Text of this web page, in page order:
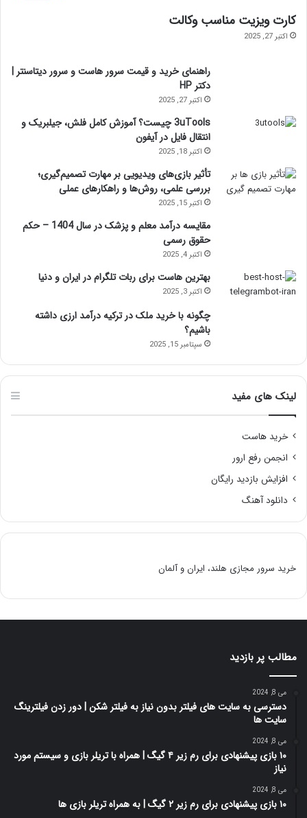
کارت ویزیت مناسب وکالت
اکتبر 27, 2025
راهنمای خرید و قیمت سرور هاست و سرور دیتاسنتر |
دکتر HP
اکتبر 27, 2025
3uTools چیست؟ آموزش کامل فلش، جیلبریک و
انتقال فایل در آیفون
اکتبر 18, 2025
تأثیر بازی‌های ویدیویی بر مهارت تصمیم‌گیری؛
بررسی علمی، روش‌ها و راهکارهای عملی
اکتبر 15, 2025
مقایسه درآمد معلم و پزشک در سال 1404 – حکم
حقوق رسمی
اکتبر 4, 2025
بهترین هاست برای ربات تلگرام در ایران و دنیا
اکتبر 3, 2025
چگونه با خرید ملک در ترکیه درآمد ارزی داشته
باشیم؟
سپتامبر 15, 2025
لینک های مفید
خرید هاست
انجمن رفع ارور
افزایش بازدید رایگان
دانلود آهنگ
خرید سرور مجازی هلند، ایران و آلمان
مطالب پر بازدید
می 8, 2024
دسترسی به سایت های فیلتر بدون نیاز به فیلتر شکن | دور زدن فیلترینگ
سایت ها
می 8, 2024
۱۰ بازی پیشنهادی برای رم زیر ۴ گیگ | همراه با تریلر بازی و سیستم مورد
نیاز
می 8, 2024
۱۰ بازی پیشنهادی برای رم زیر ۲ گیگ | به همراه تریلر بازی ها